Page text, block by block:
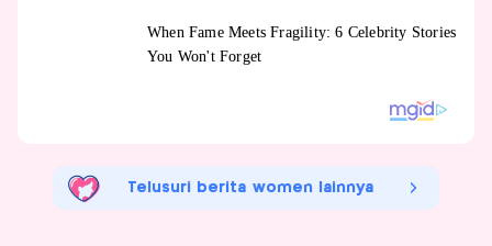
Telusuri berita women lainnya